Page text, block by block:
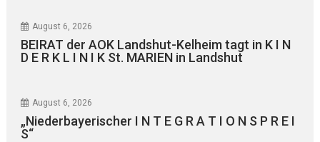
August 6, 2026
BEIRAT der AOK Landshut-Kelheim tagt in K I N
D E R K L I N I K St. MARIEN in Landshut
August 6, 2026
„Niederbayerischer I N T E G R A T I O N S P R E I
S“